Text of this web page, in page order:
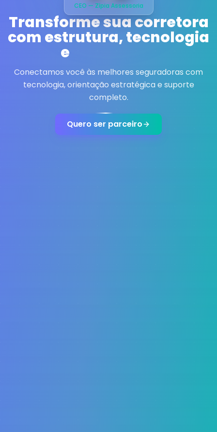
Transforme sua corretora
com estrutura, tecnologia
e
CEO — Zípia Assessoria
Conectamos você às melhores seguradoras com
tecnologia, orientação estratégica e suporte
completo.
Quero ser parceiro